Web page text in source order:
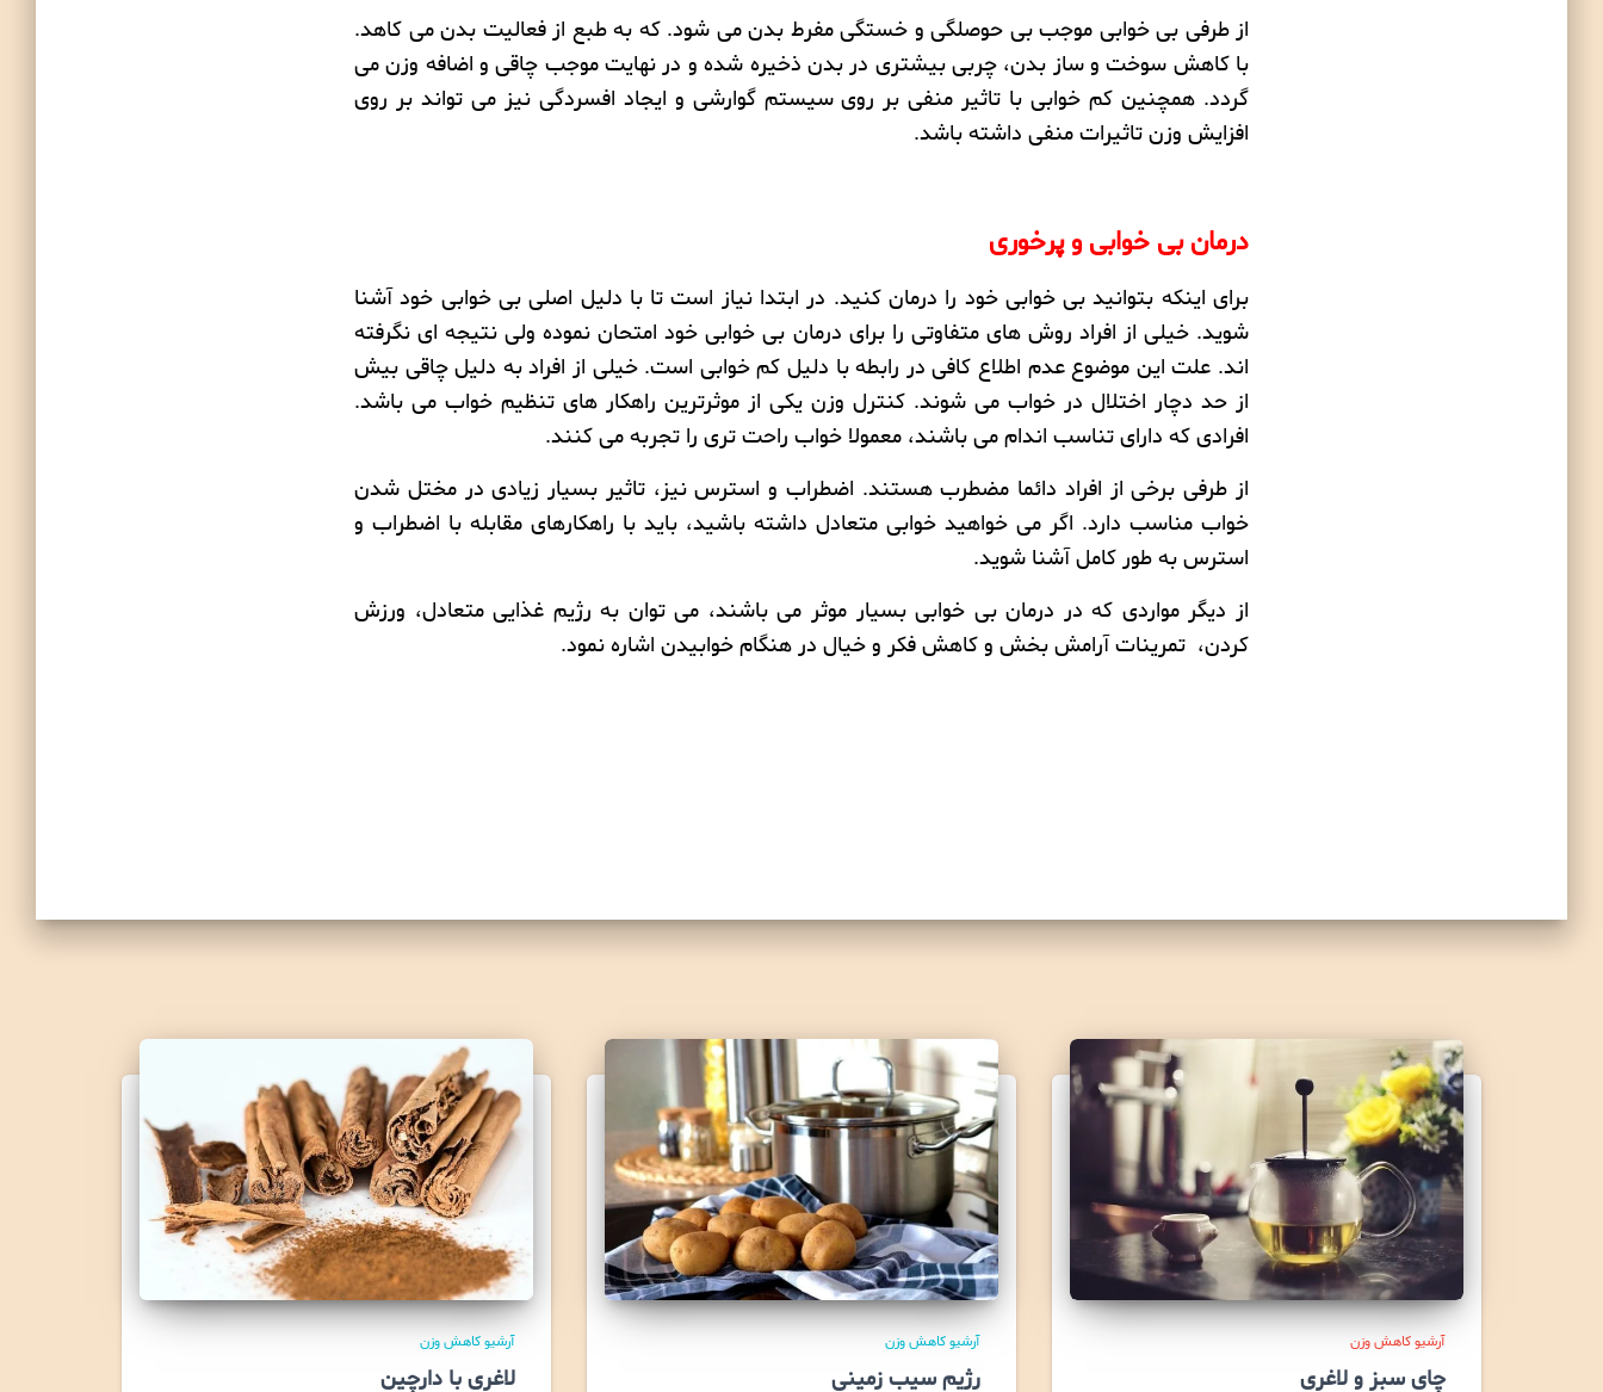
از طرفی بی خوابی موجب بی حوصلگی و خستگی مفرط بدن می شود. که به طبع از فعالیت بدن می کاهد.
باکاهش سوخت و ساز بدن، چربی بیشتری در بدن ذخیره شده و در نهایت موجب چاقی و اضافه وزن می
گردد. همچنین کم خوابی با تاثیر منفی بر روی سیستم گوارشی و ایجاد افسردگی نیز می تواند بر روی
افزایش وزن تاثیرات منفی داشته باشد.
درمان بی خوابی و پرخوری
برای اینکه بتوانید بی خوابیخود را درمان کنید. در ابتدا نیاز است تا با دلیل اصلیبی خوابی خود آشنا
شوید. خیلی از افراد روش های متفاوتی را برای درمان بی خوابی خود امتحان نموده ولی نتیجه ای نگرفته
اند. علت این موضوع عدم اطلاع کافی در رابطه با دلیل کم خوابی است. خیلی از افراد به دلیل چاقی بیش
از حد دچار اختلال در خواب می شوند. کنترل وزن یکی از موثرترین راهکار های تنظیم خواب می باشد.
افرادی که دارای تناسب اندام می باشند، معمولا خواب راحت تری را تجربه می کنند.
از طرفی برخی از افراد دائما مضطرب هستند. اضطراب و استرسنیز، تاثیر بسیار زیادی در مختل شدن
خواب مناسب دارد. اگر می خواهید خوابی متعادل داشته باشید، باید با راهکارهای مقابله با اضطراب و
استرس به طور کامل آشنا شوید.
از دیگر مواردی که در درمانبی خوابیبسیار موثر می باشند، می توان به رژیم غذایی متعادل، ورزش
کردن، تمرینات آرامش بخش و کاهش فکر و خیال در هنگام خوابیدن اشاره نمود.
آرشیو کاهش وزن
لاغری با دارچین
آرشیو کاهش وزن
رژیم سیب زمینی
آرشیو کاهش وزن
چای سبز و لاغری